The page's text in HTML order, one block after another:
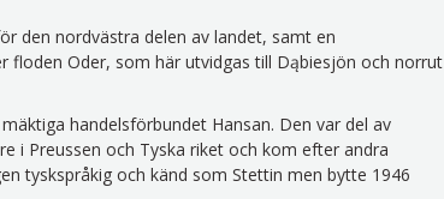
den nordvästra delen av landet, samt en
floden Oder, som här utvidgas till Dąbiesjön och norrut
handelsförbundet Hansan. Den var del av
i Preussen och Tyska riket och kom efter andra
tyskspråkig och känd som Stettin men bytte 1946